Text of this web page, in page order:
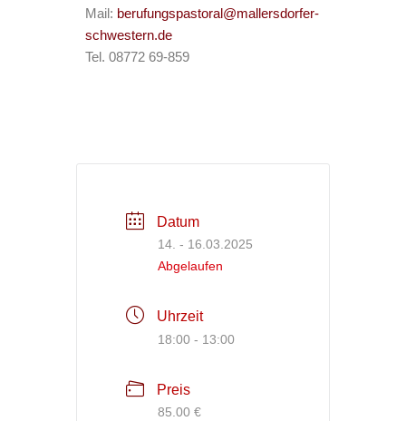
Mail: berufungspastoral@mallersdorfer-
schwestern.de
Tel. 08772 69-859
Datum
14. - 16.03.2025
Abgelaufen
Uhrzeit
18:00 - 13:00
Preis
85.00 €